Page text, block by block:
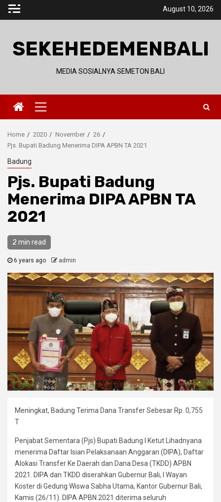
Skip
August 10, 2026
SEKEHEDEMENBALI
MEDIA SOSIALNYA SEMETON BALI
Primary
Menu
Home 2020 November
26
Pjs. Bupati Badung Menerima DIPA APBN TA 2021
Badung
Pjs. Bupati Badung
Menerima DIPA APBN TA
2021
2 min read
6 years ago admin
Meningkat, Badung Terima Dana Transfer Sebesar Rp. 0,755
T
Penjabat Sementara (Pjs) Bupati Badung I Ketut Lihadnyana
menerima Daftar Isian Pelaksanaan Anggaran (DIPA), Daftar
Alokasi Transfer Ke Daerah dan Dana Desa (TKDD) APBN
2021. DIPA dan TKDD diserahkan Gubernur Bali, I Wayan
Koster di Gedung Wiswa Sabha Utama, Kantor Gubernur Bali,
Kamis (26/11). DIPA APBN 2021 diterima seluruh